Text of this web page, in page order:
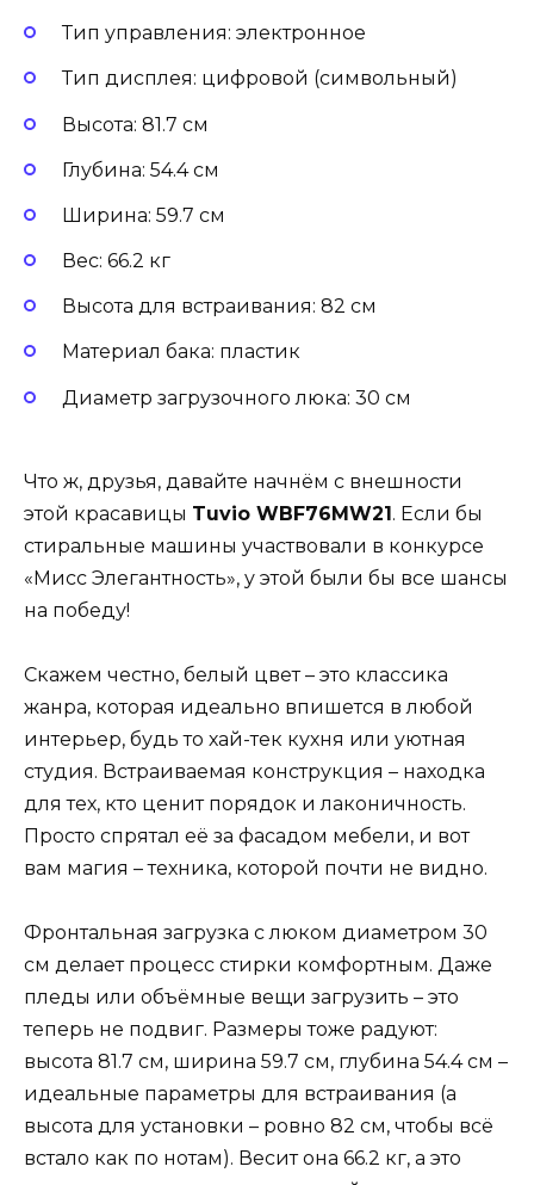
Тип управления: электронное
Тип дисплея: цифровой (символьный)
Высота: 81.7 см
Глубина: 54.4 см
Ширина: 59.7 см
Вес: 66.2 кг
Высота для встраивания: 82 см
Материал бака: пластик
Диаметр загрузочного люка: 30 см
Что ж, друзья, давайте начнём с внешности
этой красавицы Tuvio WBF76MW21. Если бы
стиральные машины участвовали в конкурсе
«Мисс Элегантность», у этой были бы все шансы
на победу!
Скажем честно, белый цвет – это классика
жанра, которая идеально впишется в любой
интерьер, будь то хай-тек кухня или уютная
студия. Встраиваемая конструкция – находка
для тех, кто ценит порядок и лаконичность.
Просто спрятал её за фасадом мебели, и вот
вам магия – техника, которой почти не видно.
Фронтальная загрузка с люком диаметром 30
см делает процесс стирки комфортным. Даже
пледы или объёмные вещи загрузить – это
теперь не подвиг. Размеры тоже радуют:
высота 81.7 см, ширина 59.7 см, глубина 54.4 см –
идеальные параметры для встраивания (а
высота для установки – ровно 82 см, чтобы всё
встало как по нотам). Весит она 66.2 кг, а это